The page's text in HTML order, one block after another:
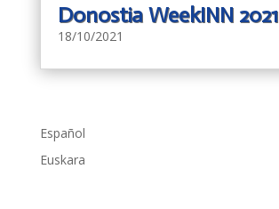
Donostia WeekINN 2021
18/10/2021
Español
Euskara